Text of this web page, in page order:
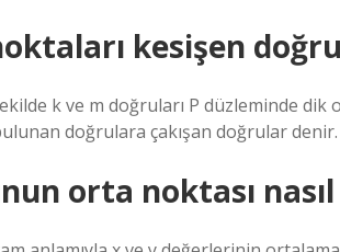
kesişen
k ve m doğruları P düzleminde
doğrulara çakışan doğrular denir.
orta noktası